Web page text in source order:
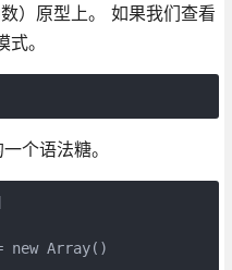
）原型上。 如果我们查看
。
个语法糖。
new Array()